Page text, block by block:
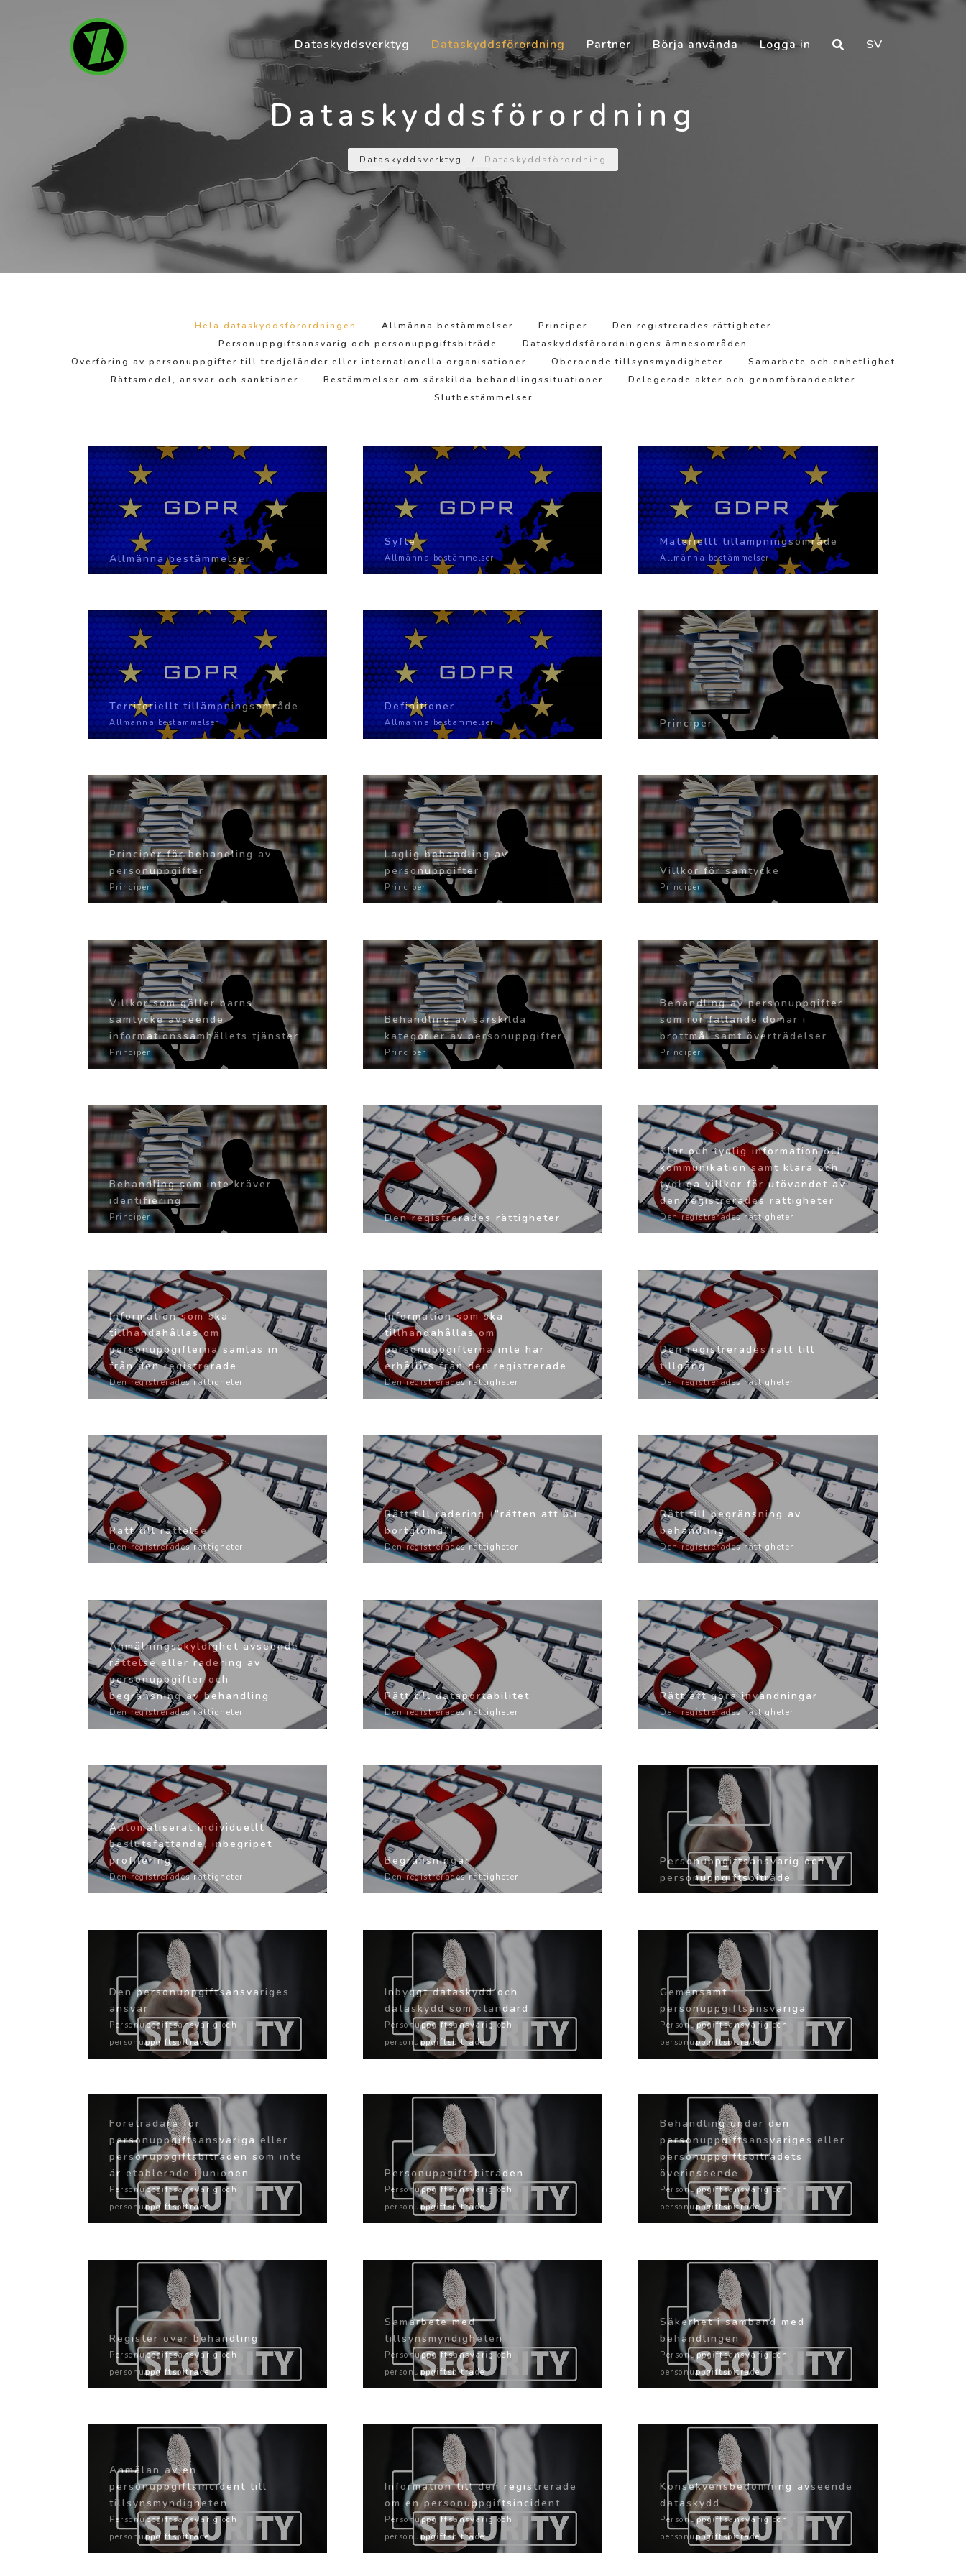
Dataskyddsverktyg Dataskyddsförordning Partner Börja använda Logga in SV
Dataskyddsförordning
Dataskyddsverktyg / Dataskyddsförordning
Hela dataskyddsförordningen Allmänna bestämmelser Principer
Den registrerades rättigheter
Personuppgiftsansvarig och personuppgiftsbiträde
Dataskyddsförordningens ämnesområden
Överföring av personuppgifter till tredjeländer eller internationella organisationer
Oberoende tillsynsmyndigheter
Samarbete och enhetlighet
Rättsmedel, ansvar och sanktioner
Bestämmelser om särskilda behandlingssituationer
Delegerade akter och genomförandeakter
Slutbestämmelser
Allmänna bestämmelser
Syfte
Allmänna bestämmelser
Materiellt tillämpningsområde
Allmänna bestämmelser
Territoriellt tillämpningsområde
Allmänna bestämmelser
Definitioner
Allmänna bestämmelser Principer
Principer för behandling av
personuppgifter
Principer
Laglig behandling av
personuppgifter
Principer
Villkor för samtycke
Principer
Villkor som gäller barns
samtycke avseende
informationssamhällets tjänster
Principer
Behandling av särskilda
kategorier av personuppgifter
Principer
Behandling av personuppgifter
som rör fällande domar i
brottmål samt överträdelser
Principer
Behandling som inte kräver
identifiering
Principer Den registrerades rättigheter
Klar och tydlig information och
kommunikation samt klara och
tydliga villkor för utövandet av
den registrerades rättigheter
Den registrerades rättigheter
Information som ska
tillhandahållas om
personuppgifterna samlas in
från den registrerade
Den registrerades rättigheter
Information som ska
tillhandahållas om
personuppgifterna inte har
erhållits från den registrerade
Den registrerades rättigheter
Den registrerades rätt till
tillgång
Den registrerades rättigheter
Rätt till rättelse
Den registrerades rättigheter
Rätt till radering (”rätten att bli
bortglömd”)
Den registrerades rättigheter
Rätt till begränsning av
behandling
Den registrerades rättigheter
Anmälningsskyldighet avseende
rättelse eller radering av
personuppgifter och
begränsning av behandling
Den registrerades rättigheter
Rätt till dataportabilitet
Den registrerades rättigheter
Rätt att göra invändningar
Den registrerades rättigheter
Automatiserat individuellt
beslutsfattande, inbegripet
profilering
Den registrerades rättigheter
Begränsningar
Den registrerades rättigheter
Personuppgiftsansvarig och
personuppgiftsbiträde
Den personuppgiftsansvariges
ansvar
Personuppgiftsansvarig och
personuppgiftsbiträde
Inbyggt dataskydd och
dataskydd som standard
Personuppgiftsansvarig och
personuppgiftsbiträde
Gemensamt
personuppgiftsansvariga
Personuppgiftsansvarig och
personuppgiftsbiträde
Företrädare för
personuppgiftsansvariga eller
personuppgiftsbiträden som inte
är etablerade i unionen
Personuppgiftsansvarig och
personuppgiftsbiträde
Personuppgiftsbiträden
Personuppgiftsansvarig och
personuppgiftsbiträde
Behandling under den
personuppgiftsansvariges eller
personuppgiftsbiträdets
överinseende
Personuppgiftsansvarig och
personuppgiftsbiträde
Register över behandling
Personuppgiftsansvarig och
personuppgiftsbiträde
Samarbete med
tillsynsmyndigheten
Personuppgiftsansvarig och
personuppgiftsbiträde
Säkerhet i samband med
behandlingen
Personuppgiftsansvarig och
personuppgiftsbiträde
Anmälan av en
personuppgiftsincident till
tillsynsmyndigheten
Personuppgiftsansvarig och
personuppgiftsbiträde
Information till den registrerade
om en personuppgiftsincident
Personuppgiftsansvarig och
personuppgiftsbiträde
Konsekvensbedömning avseende
dataskydd
Personuppgiftsansvarig och
personuppgiftsbiträde